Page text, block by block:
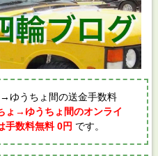
ゆうちょ間の送金手数料
ょ→ゆうちょ間のオンライ
手数料無料 0円 です。